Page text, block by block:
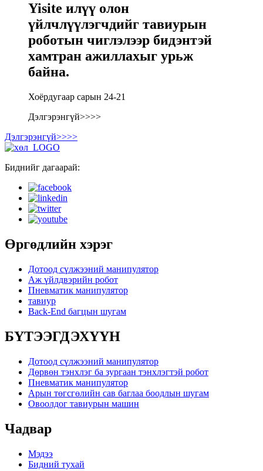
Yisite илүү олон
үйлчлүүлэгчдийг тавиурын
роботын чиглэлээр бидэнтэй
хамтран ажиллахыг урьж
байна.
Хоёрдугаар сарын 24-21
Дэлгэрэнгүй>>>>
Дэлгэрэнгүй>>>>
Биднийг дагаарай:
Өргөдлийн хэрэг
Дотоод сүлжээний манипулятор
Аж үйлдвэрийн робот
Пневматик манипулятор
тавиур
Back-End багцын шугам
БҮТЭЭГДЭХҮҮН
Дотоод сүлжээний манипулятор
Дөрвөн тэнхлэг ба зургаан тэнхлэгтэй робот
Пневматик манипулятор
Арын төгсгөлийн сав баглаа боодлын шугам
Овоолдог тавиурын машин
Чадвар
Мэдээ
Бидний тухай